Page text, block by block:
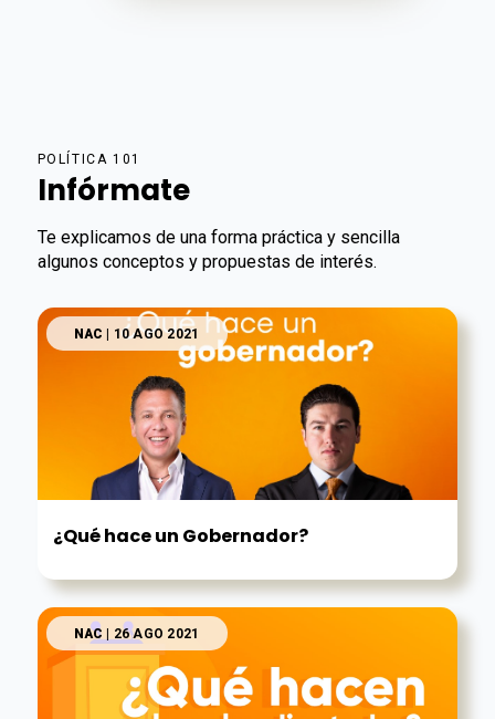
POLÍTICA 101
Infórmate
Te explicamos de una forma práctica y sencilla
algunos conceptos y propuestas de interés.
NAC | 10 AGO 2021
¿Qué hace un Gobernador?
NAC | 26 AGO 2021